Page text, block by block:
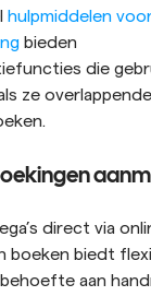
hulpmiddelen
bieden
die
ze
direct via
boeken biedt
aan